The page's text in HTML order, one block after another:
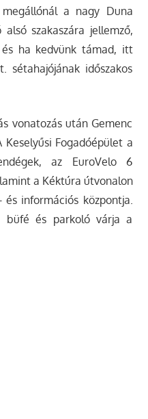
a nagy Duna
szakaszára jellemző,
ha kedvünk támad, itt
sétahajójának időszakos
vonatozás után Gemenc
Keselyűsi Fogadóépület a
az EuroVelo 6
a Kéktúra útvonalon
információs központja.
büfé és parkoló várja a